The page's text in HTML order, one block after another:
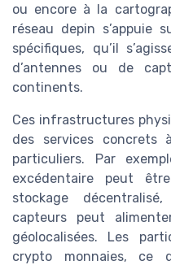
ou encore à la
réseau depin s’appuie
spécifiques, qu’il
d’antennes ou de
continents.
Ces infrastructures
des services concrets
particuliers. Par
excédentaire peut
stockage
capteurs peut
géolocalisées. Les
crypto monnaies,